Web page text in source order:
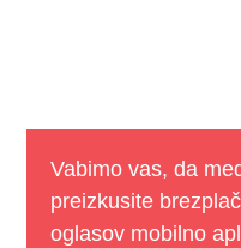
Vabimo vas, da
preizkusite
oglasov mobilno